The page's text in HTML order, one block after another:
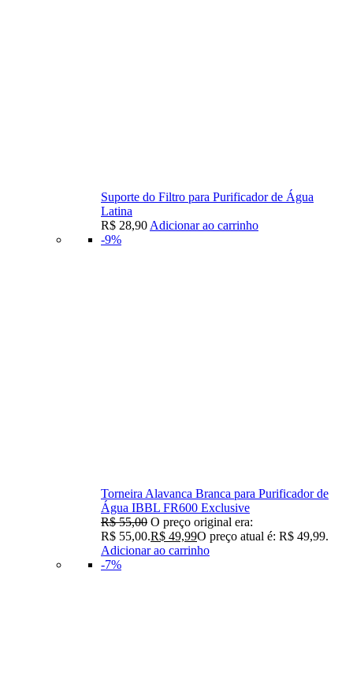
Suporte do Filtro para Purificador de Água
Latina
R$ 28,90 Adicionar ao carrinho
-9%
Torneira Alavanca Branca para Purificador de
Água IBBL FR600 Exclusive
R$55,00 O preço original era:
R$ 55,00.R$ 49,99O preço atual é: R$ 49,99.
Adicionar ao carrinho
-7%